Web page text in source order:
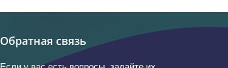
Обратная связь